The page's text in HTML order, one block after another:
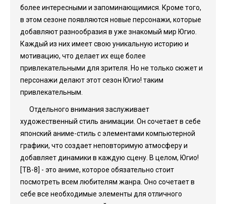
более интересными и запоминающимися. Кроме того,
в этом сезоне появляются новые персонажи, которые
добавляют разнообразия в уже знакомый мир Югио.
Каждый из них имеет свою уникальную историю и
мотивацию, что делает их еще более
привлекательными для зрителя. Но не только сюжет и
персонажи делают этот сезон Югио! таким
привлекательным.
Отдельного внимания заслуживает
художественный стиль анимации. Он сочетает в себе
японский аниме-стиль с элементами компьютерной
графики, что создает неповторимую атмосферу и
добавляет динамики в каждую сцену. В целом, Югио!
[ТВ-8] - это аниме, которое обязательно стоит
посмотреть всем любителям жанра. Оно сочетает в
себе все необходимые элементы для отличного